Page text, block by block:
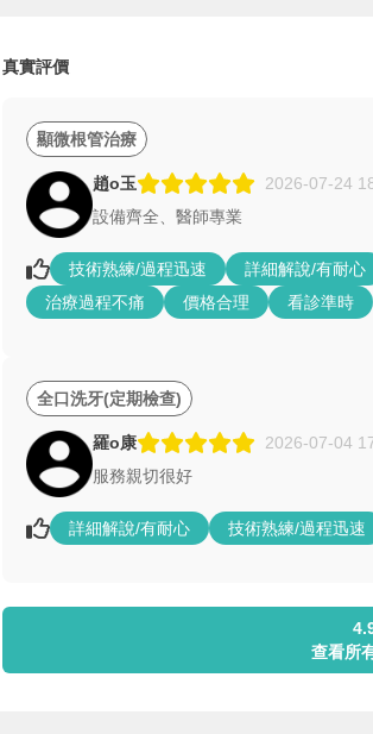
真實評價
顯微根管治療
趙o玉
2026-07-24
設備齊全、醫師專業
技術熟練/過程迅速 詳細解說/有耐心
治療過程不痛
價格合理 看診準時
全口洗牙(定期檢查)
羅o康
2026-07-04
服務親切很好
詳細解說/有耐心 技術熟練/過程迅速
查看所